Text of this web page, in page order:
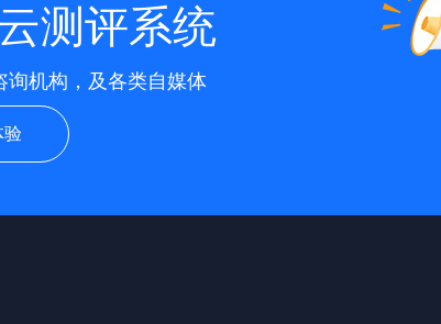
测评系统
询机构，及各类自媒体
验